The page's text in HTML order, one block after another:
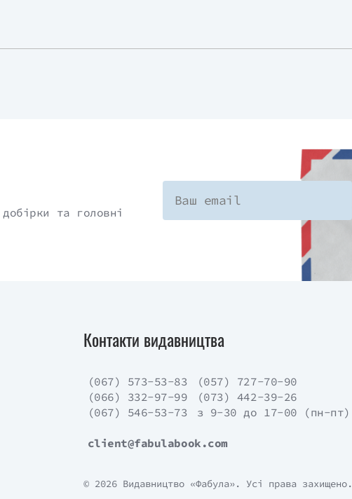
та головні
Контакти видавництва
(067) 573-53-83
(057) 727-70-90
(066) 332-97-99
(073) 442-39-26
(067) 546-53-73
з 9-30 до 17-00 (пн-пт)
client@fabulabook.com
© 2026 Видавництво «Фабула». Усі права захищено.